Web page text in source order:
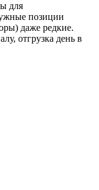
для
позиции
даже редкие.
отгрузка день в